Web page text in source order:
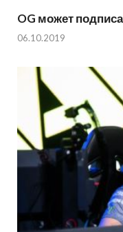
OG может
06.10.2019